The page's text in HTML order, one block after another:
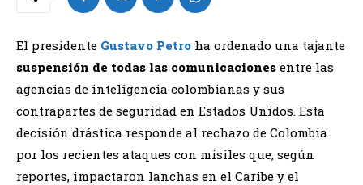
​El presidente Gustavo Petro ha ordenado una tajante
suspensión de todas las comunicaciones entre las
agencias de inteligencia colombianas y sus
contrapartes de seguridad en Estados Unidos. Esta
decisión drástica responde al rechazo de Colombia
por los recientes ataques con misiles que, según
reportes, impactaron lanchas en el Caribe y el